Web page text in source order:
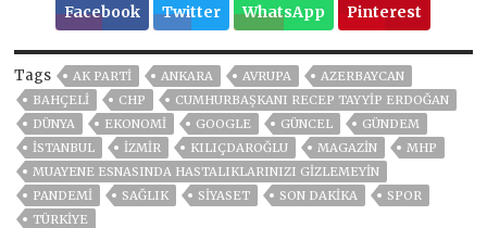
Facebook Twitter WhatsApp Pinterest
Tags AK PARTİ ANKARA AVRUPA
AZERBAYCAN
BAHÇELİ
CHP
CUMHURBAŞKANI RECEP TAYYIP ERDOĞAN
DÜNYA
EKONOMİ GOOGLE GÜNCEL
GÜNDEM
ISTANBUL
İZMIR KILIÇDAROĞLU MAGAZİN
MHP
MUAYENE ESNASINDA HASTALIKLARINIZI GİZLEMEYİN
PANDEMİ
SAĞLIK SİYASET SON DAKIKA
SPOR
TÜRKİYE